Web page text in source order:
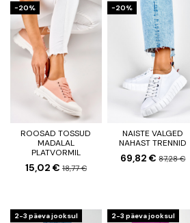
−20%
ROOSAD TOSSUD
MADALAL
PLATVORMIL
15,02 € 18,77 €
−20%
NAISTE VALGED
NAHAST TRENNID
69,82 €87,28 €
2-3 päeva jooksul
2-3 päeva jooksul